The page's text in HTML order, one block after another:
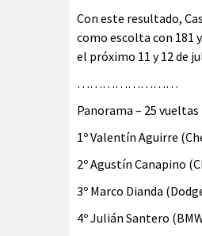
Con este resultado,
como escolta con 181
el próximo 11 y 12 de
……………………
Panorama – 25 vueltas
1º Valentín Aguirre
2º Agustín Canapino
3º Marco Dianda
4º Julián Santero